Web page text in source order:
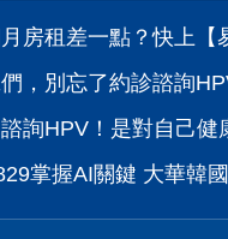
房租差一點？快上【
，別忘了約診諮詢
詢HPV！是對自己健
掌握AI關鍵 大華韓